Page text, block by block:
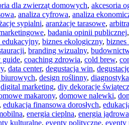
dla zwierząt domowych, akcesoria
, analiza cyfrowa, analiza
sypialni, aranżacje tarasowe,
, badania opinii publicznej,
edukacyjny, biznes ekologiczny, biznes
, branding wizualny,
guide, coaching zdrowia, cold brew,
, data center, degustacja win,
, design roślinny,
digital marketing, diy dekoracje
makarony, domowe nalewki,
, edukacja finansowa dorosłych,
, energia cieplna, energia jądrowa
kulturalne, eventy polityczne, eventy